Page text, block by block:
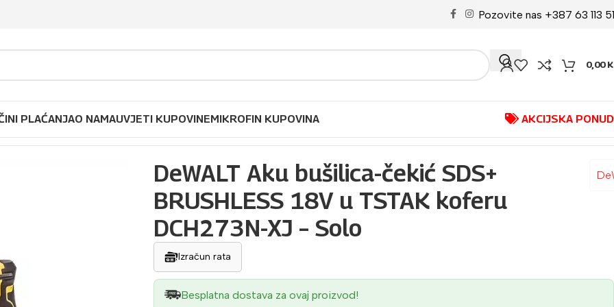
Pozovite nas +387 63 113
0,00
PLAĆANJAO NAMAUVJETI KUPOVINEMIKROFIN KUPOVINA AKCIJSKA
DeWALT Aku bušilica-čekić SDS+
BRUSHLESS 18V u TSTAK koferu
DCH273N-XJ – Solo
Izračun rata
Besplatna dostava za ovaj proizvod!